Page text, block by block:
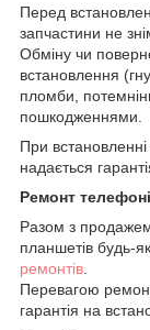
Перед
запчастини не
Обміну чи
встановлення
пломби,
пошкодженнями.
При
надається
Ремонт
Разом з
планшетів будь-
ремонтів
Перевагою
гарантія на